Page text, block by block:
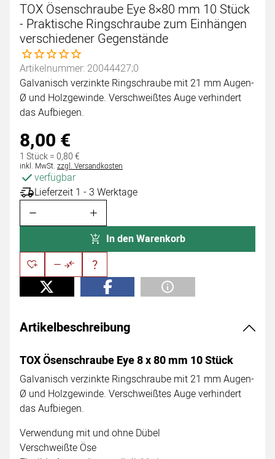
TOX Ösenschraube Eye 8×80 mm 10 Stück
- Praktische Ringschraube zum Einhängen
verschiedener Gegenstände
Noch keine Bewertungen abgegeben
Artikelnummer: 20044427;0
Galvanisch verzinkte Ringschraube mit 21 mm Augen-
Ø und Holzgewinde. Verschweißtes Auge verhindert
das Aufbiegen.
8,00 €
1 Stück =0,80€
Steuerhinweis:
inkl. MwSt. zzgl. Versandkosten
verfügbar
Lieferzeit 1 - 3 Werktage
In den Warenkorb
Artikelbeschreibung
TOX Ösenschraube Eye 8 x 80 mm 10 Stück
Galvanisch verzinkte Ringschraube mit 21 mm Augen-
Ø und Holzgewinde. Verschweißtes Auge verhindert
das Aufbiegen.
Verwendung mit und ohne Dübel
Verschweißte Öse